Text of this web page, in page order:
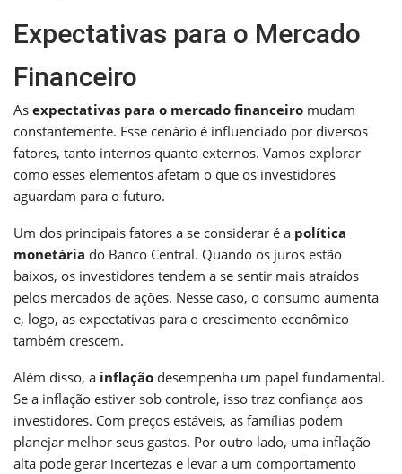
Expectativas para o Mercado
Financeiro
As expectativas para o mercado financeiro mudam
constantemente. Esse cenário é influenciado por diversos
fatores, tanto internos quanto externos. Vamos explorar
como esses elementos afetam o que os investidores
aguardam para o futuro.
Um dos principais fatores a se considerar é a política
monetária do Banco Central. Quando os juros estão
baixos, os investidores tendem a se sentir mais atraídos
pelos mercados de ações. Nesse caso, o consumo aumenta
e, logo, as expectativas para o crescimento econômico
também crescem.
Além disso, a inflação desempenha um papel fundamental.
Se a inflação estiver sob controle, isso traz confiança aos
investidores. Com preços estáveis, as famílias podem
planejar melhor seus gastos. Por outro lado, uma inflação
alta pode gerar incertezas e levar a um comportamento